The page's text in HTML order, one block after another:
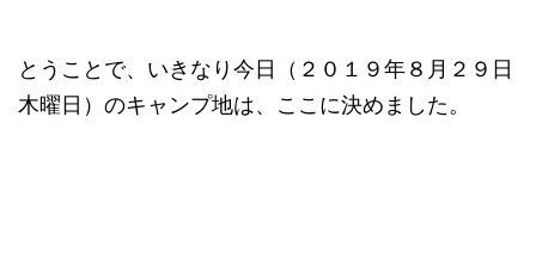
とうことで、いきなり今日（２０１９年８月２９日
木曜日）のキャンプ地は、ここに決めました。